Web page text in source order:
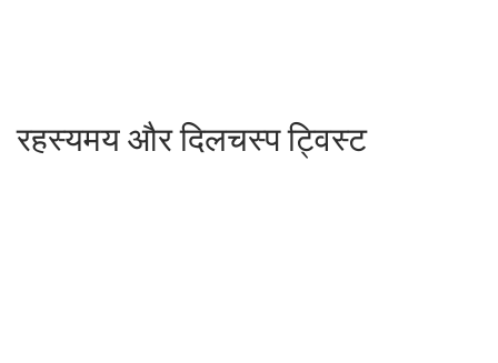
रहस्यमय और दिलचस्प ट्विस्ट